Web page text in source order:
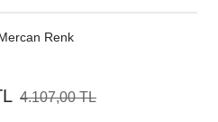
Renk
4.107,00 TL